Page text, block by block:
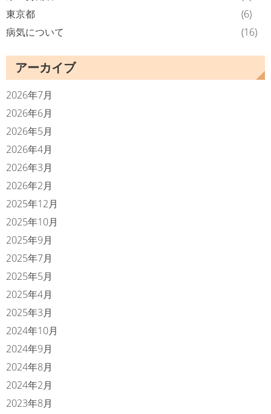
東京都
(6)
病気について
(16)
アーカイブ
2026年7月
2026年6月
2026年5月
2026年4月
2026年3月
2026年2月
2025年12月
2025年10月
2025年9月
2025年7月
2025年5月
2025年4月
2025年3月
2024年10月
2024年9月
2024年8月
2024年2月
2023年8月